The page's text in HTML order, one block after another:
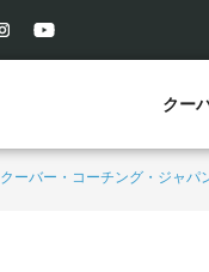
クー
クーバー・コーチング・ジャパ